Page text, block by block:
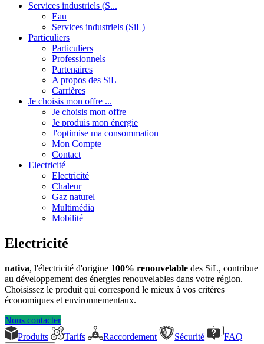
Services industriels (S...
Eau
Services industriels (SiL)
Particuliers
Particuliers
Professionnels
Partenaires
A propos des SiL
Carrières
Je choisis mon offre ...
Je choisis mon offre
Je produis mon énergie
J'optimise ma consommation
Mon Compte
Contact
Electricité
Electricité
Chaleur
Gaz naturel
Multimédia
Mobilité
Electricité
nativa, l'électricité d'origine 100% renouvelable des SiL, contribue
au développement des énergies renouvelables dans votre région.
Choisissez le produit qui correspond le mieux à vos critères
économiques et environnementaux.
Nous contacter
Produits
Tarifs Raccordement Sécurité FAQ